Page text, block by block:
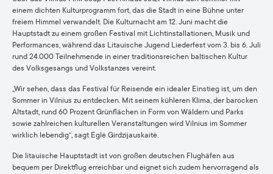
einem dichten Kulturprogramm fort, das die Stadt in eine Bühne unter
freiem Himmel verwandelt. Die Kulturnacht am 12. Juni macht die
Hauptstadt zu einem großen Festival mit Lichtinstallationen, Musik und
Performances, während das Litauische Jugend Liederfest vom 3. bis 6. Juli
rund 24.000 Teilnehmende in einer traditionsreichen baltischen Kultur
des Volksgesangs und Volkstanzes vereint.
„Wir sehen, dass das Festival für Reisende ein idealer Einstieg ist, um den
Sommer in Vilnius zu entdecken. Mit seinem kühleren Klima, der barocken
Altstadt, rund 60 Prozent Grünflächen in Form von Wäldern und Parks
sowie zahlreichen kulturellen Veranstaltungen wird Vilnius im Sommer
wirklich lebendig“, sagt Eglė Girdzijauskaitė.
Die litauische Hauptstadt ist von großen deutschen Flughäfen aus
bequem per Direktflug erreichbar und eignet sich zudem hervorragend als